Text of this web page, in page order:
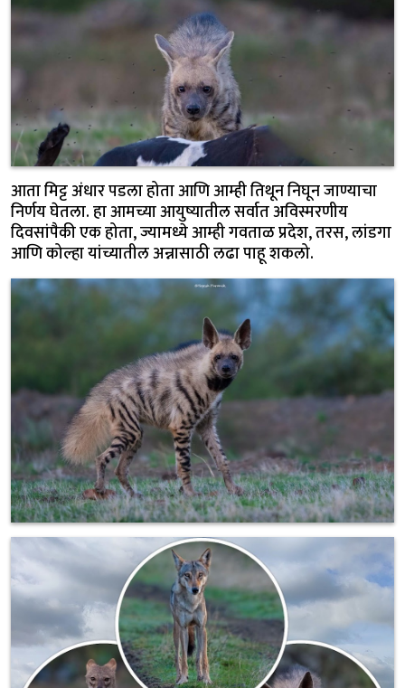
आता मिट्ट अंधार पडला होता आणि आम्ही तिथून निघून जाण्याचा
निर्णय घेतला. हा आमच्या आयुष्यातील सर्वात अविस्मरणीय
दिवसांपैकी एक होता, ज्यामध्ये आम्ही गवताळ प्रदेश, तरस, लांडगा
आणि कोल्हा यांच्यातील अन्नासाठी लढा पाहू शकलो.